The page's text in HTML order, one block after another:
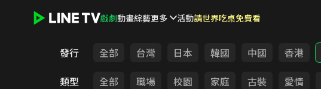
戲劇動畫綜藝更多 活動請世界吃桌免費看
發行 全部 台灣 日本 韓國 中國 香港
類型
全部 職場 校園 家庭 古裝 愛情